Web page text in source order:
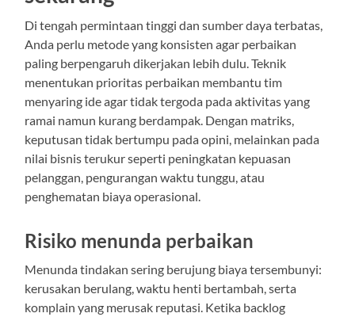
Di tengah permintaan tinggi dan sumber daya terbatas,
Anda perlu metode yang konsisten agar perbaikan
paling berpengaruh dikerjakan lebih dulu. Teknik
menentukan prioritas perbaikan membantu tim
menyaring ide agar tidak tergoda pada aktivitas yang
ramai namun kurang berdampak. Dengan matriks,
keputusan tidak bertumpu pada opini, melainkan pada
nilai bisnis terukur seperti peningkatan kepuasan
pelanggan, pengurangan waktu tunggu, atau
penghematan biaya operasional.
Risiko menunda perbaikan
Menunda tindakan sering berujung biaya tersembunyi:
kerusakan berulang, waktu henti bertambah, serta
komplain yang merusak reputasi. Ketika backlog